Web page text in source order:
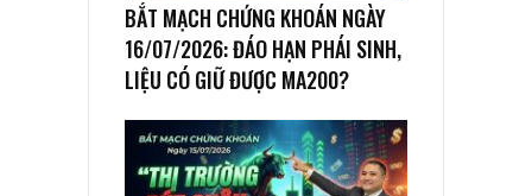
BẮT MẠCH CHỨNG KHOÁN NGÀY
16/07/2026: ĐÁO HẠN PHÁI SINH,
LIỆU CÓ GIỮ ĐƯỢC MA200?